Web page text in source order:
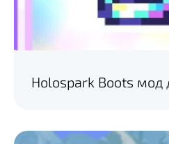
Holospark Boots мод